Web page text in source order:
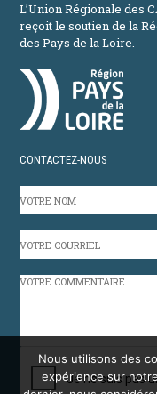
L’Union Régionale des
reçoit le soutien de la
des Pays de la Loire.
CONTACTEZ-NOUS
NOM
COURRIEL
VOTRE
CAPTCHA
Nous utilisons des
expérience sur